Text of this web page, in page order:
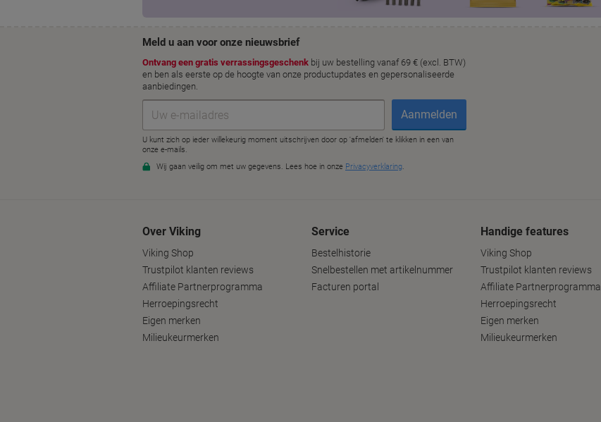
Over Viking
Viking Shop
Trustpilot klanten reviews
Affiliate Partnerprogramma
Herroepingsrecht
Eigen merken
Milieukeurmerken
Service
Bestelhistorie
Snelbestellen met artikelnummer
Facturen portal
Handige features
Viking Shop
Trustpilot klanten reviews
Affiliate Partnerprogramma
Herroepingsrecht
Eigen merken
Milieukeurmerken